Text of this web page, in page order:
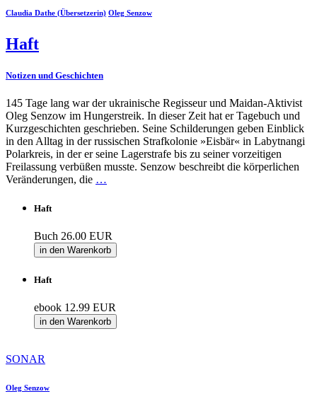
Claudia Dathe (Übersetzerin) Oleg Senzow
Haft
Notizen und Geschichten
145 Tage lang war der ukrainische Regisseur und Maidan-Aktivist
Oleg Senzow im Hungerstreik. In dieser Zeit hat er Tagebuch und
Kurzgeschichten geschrieben. Seine Schilderungen geben Einblick
in den Alltag in der russischen Strafkolonie »Eisbär« in Labytnangi
Polarkreis, in der er seine Lagerstrafe bis zu seiner vorzeitigen
Freilassung verbüßen musste. Senzow beschreibt die körperlichen
Veränderungen, die …
Haft
Buch 26.00 EUR
in den Warenkorb
Haft
ebook 12.99 EUR
in den Warenkorb
SONAR
Oleg Senzow